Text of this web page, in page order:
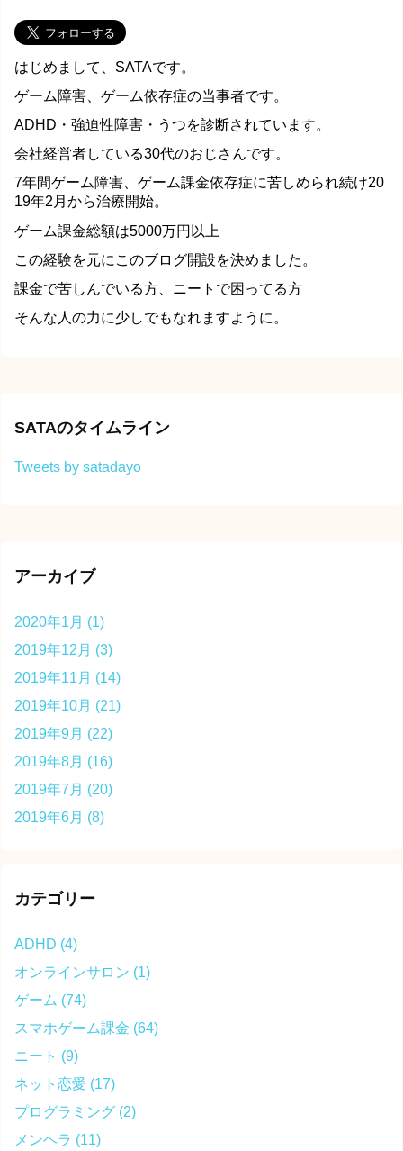
はじめまして、SATAです。
ゲーム障害、ゲーム依存症の当事者です。
ADHD・強迫性障害・うつを診断されています。
会社経営者している30代のおじさんです。
7年間ゲーム障害、ゲーム課金依存症に苦しめられ続け20
19年2月から治療開始。
ゲーム課金総額は5000万円以上
この経験を元にこのブログ開設を決めました。
課金で苦しんでいる方、ニートで困ってる方
そんな人の力に少しでもなれますように。
SATAのタイムライン
Tweets by satadayo
アーカイブ
2020年1月 (1)
2019年12月 (3)
2019年11月 (14)
2019年10月 (21)
2019年9月 (22)
2019年8月 (16)
2019年7月 (20)
2019年6月 (8)
カテゴリー
ADHD (4)
オンラインサロン (1)
ゲーム (74)
スマホゲーム課金 (64)
ニート (9)
ネット恋愛 (17)
プログラミング (2)
メンヘラ (11)